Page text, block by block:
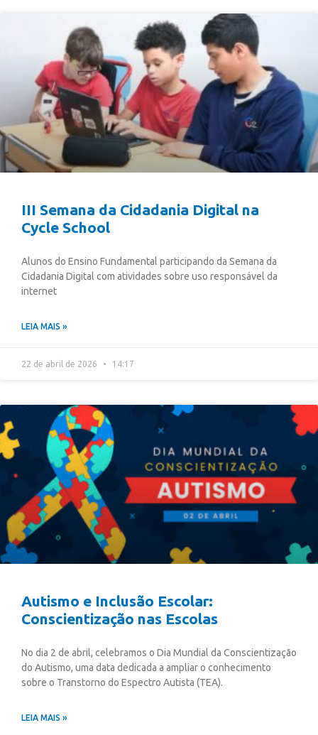
III Semana da Cidadania Digital na
Cycle School
Alunos do Ensino Fundamental participando da Semana da
Cidadania Digital com atividades sobre uso responsável da
internet
LEIA MAIS »
22 de abril de 2026 14:17
Autismo e Inclusão Escolar:
Conscientização nas Escolas
No dia 2 de abril, celebramos o Dia Mundial da Conscientização
do Autismo, uma data dedicada a ampliar o conhecimento
sobre o Transtorno do Espectro Autista (TEA).
LEIA MAIS »